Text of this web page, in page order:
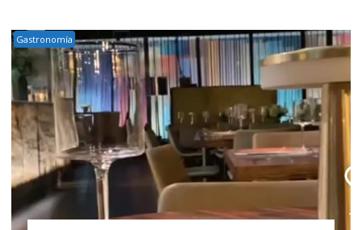
Gastronomía